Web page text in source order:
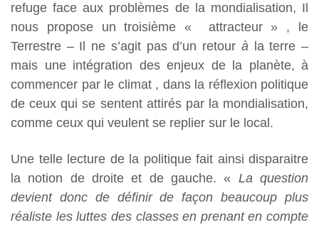
refuge face aux problèmes de la mondialisation, Il
nous propose un troisième « attracteur » , le
Terrestre – Il ne s’agit pas d’un retour àla terre –
mais une intégration des enjeux de la planète, à
commencer par le climat , dans la réflexion politique
de ceux qui se sentent attirés par la mondialisation,
comme ceux qui veulent se replier sur le local.
Une telle lecture de la politique fait ainsi disparaitre
la notion de droite et de gauche. « La question
devient donc de définir de façon beaucoup plus
réaliste les luttes des classes en prenant en compte